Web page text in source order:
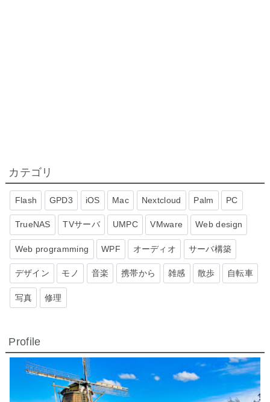
カテゴリ
Flash GPD3 iOS Mac Nextcloud Palm PC
TrueNAS TVサーバ UMPC VMware Web design
Web programming WPF オーディオ サーバ構築
デザイン モノ 音楽 携帯から 雑感 散歩 自転車
写真 修理
Profile